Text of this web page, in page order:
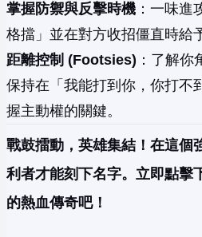
掌握防禦與反擊時機 ：一味進
格擋」並在對方收招僵直時給
距離控制 (Footsies) ：了解你
保持在「我能打到你，你打不
握主動權的關鍵。
戰鼓擂動，英雄集結！在這個
利者才能刻下名字。立即點擊
的熱血傳奇吧！